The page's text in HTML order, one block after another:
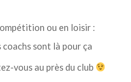
ou en loisir :
sont là pour ça
vous au près du club